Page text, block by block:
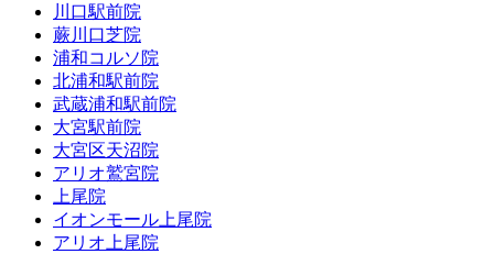
川口駅前院
蕨川口芝院
浦和コルソ院
北浦和駅前院
武蔵浦和駅前院
大宮駅前院
大宮区天沼院
アリオ鷲宮院
上尾院
イオンモール上尾院
アリオ上尾院